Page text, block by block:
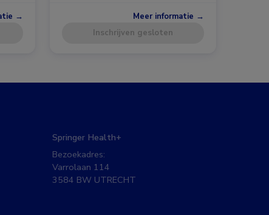
→
Meer informatie →
Inschrijven gesloten
Springer Health+
Bezoekadres:
Varrolaan 114
3584 BW UTRECHT